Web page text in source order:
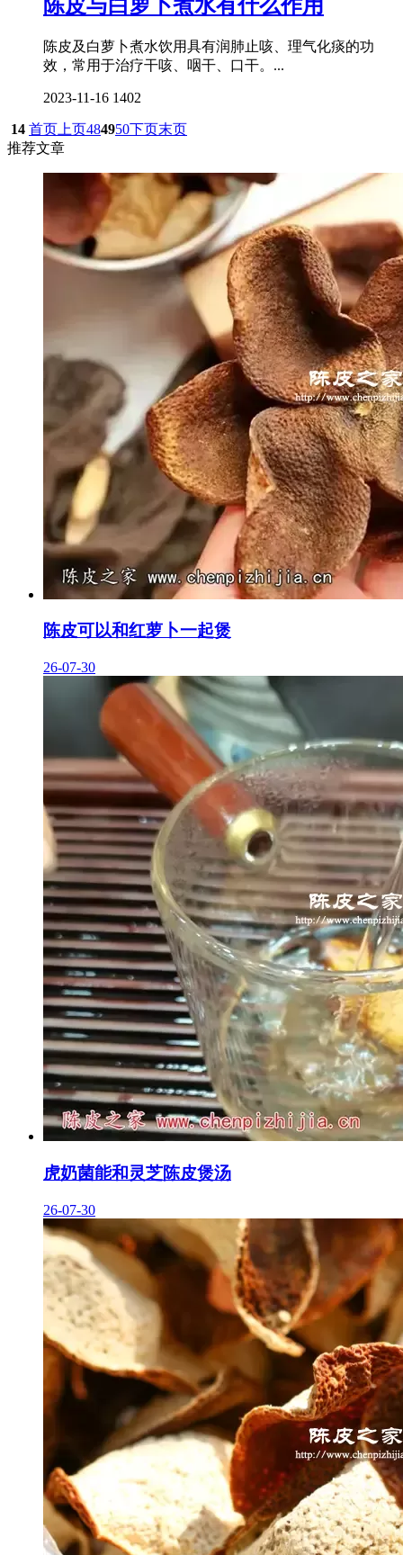
陈皮与白萝卜煮水有什么作用
陈皮及白萝卜煮水饮用具有润肺止咳、理气化痰的功
效，常用于治疗干咳、咽干、口干。...
2023-11-16 1402
14 首页 上页484950下页末页
推荐文章
陈皮可以和红萝卜一起煲
26-07-30
虎奶菌能和灵芝陈皮煲汤
26-07-30